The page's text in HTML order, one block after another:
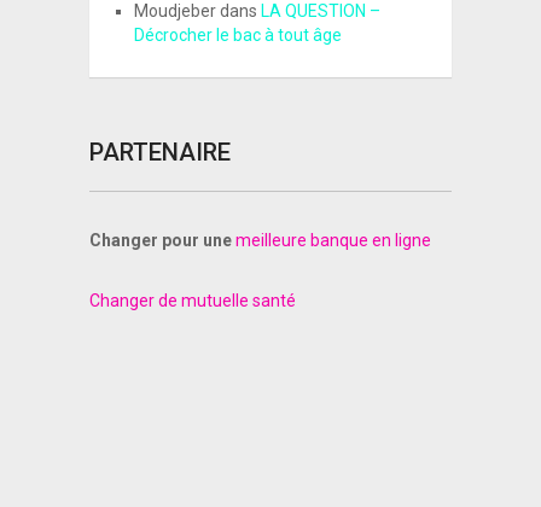
Moudjeberdans LA QUESTION –
Décrocher le bac à tout âge
PARTENAIRE
Changer pour unemeilleure banque en ligne
Changer de mutuelle santé